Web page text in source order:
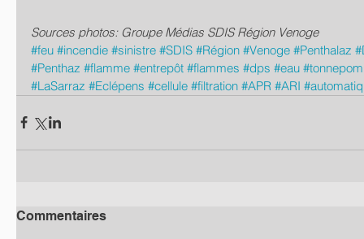
Sources photos: Groupe Médias SDIS Région Venoge
#feu #incendie #sinistre #SDIS #Région #Venoge #Penthalaz
#Penthaz #flamme #entrepôt #flammes #dps #eau
#LaSarraz #Eclépens #cellule #filtration #APR #ARI
Commentaires